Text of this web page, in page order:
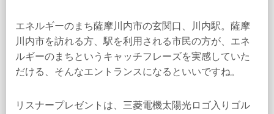
エネルギーのまち薩摩川内市の玄関口、川内駅。薩摩
川内市を訪れる方、駅を利用される市民の方が、エネ
ルギーのまちというキャッチフレーズを実感していた
だける、そんなエントランスになるといいですね。
リスナープレゼントは、三菱電機太陽光ロゴ入りゴル